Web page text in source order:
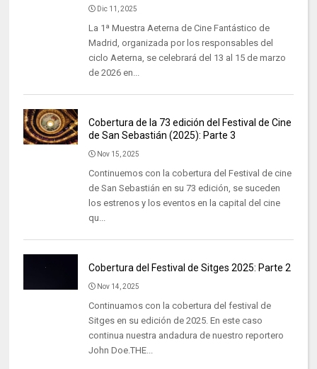
Dic 11, 2025
La 1ª Muestra Aeterna de Cine Fantástico de
Madrid, organizada por los responsables del
ciclo Aeterna, se celebrará del 13 al 15 de marzo
de 2026 en...
Cobertura de la 73 edición del Festival de Cine
de San Sebastián (2025): Parte 3
Nov 15, 2025
Continuemos con la cobertura del Festival de cine
de San Sebastián en su 73 edición, se suceden
los estrenos y los eventos en la capital del cine
qu...
Cobertura del Festival de Sitges 2025: Parte 2
Nov 14, 2025
Continuamos con la cobertura del festival de
Sitges en su edición de 2025. En este caso
continua nuestra andadura de nuestro reportero
John Doe.THE...